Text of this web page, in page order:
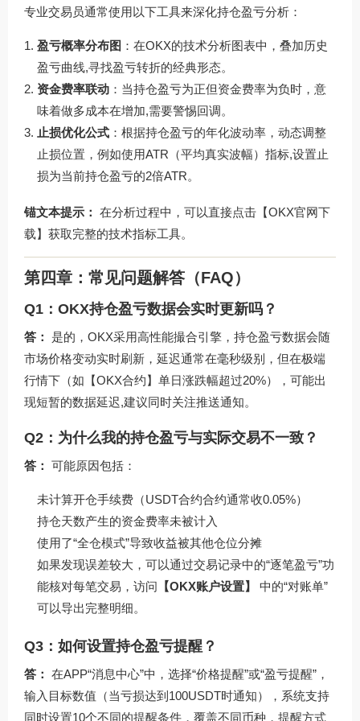
专业交易员通常使用以下工具来深化持仓盈亏分析：
盈亏概率分布图 ：在OKX的技术分析图表中，叠加历史
盈亏曲线,寻找盈亏转折的经典形态。
资金费率联动 ：当持仓盈亏为正但资金费率为负时，意
味着做多成本在增加,需要警惕回调。
止损优化公式 ：根据持仓盈亏的年化波动率，动态调整
止损位置，例如使用ATR（平均真实波幅）指标,设置止
损为当前持仓盈亏的2倍ATR。
锚文本提示： 在分析过程中，可以直接点击【OKX官网下
载】获取完整的技术指标工具。
第四章：常见问题解答（FAQ）
Q1：OKX持仓盈亏数据会实时更新吗？
答：
是的，OKX采用高性能撮合引擎，持仓盈亏数据会随
市场价格变动实时刷新，延迟通常在毫秒级别，但在极端
行情下（如【OKX合约】单日涨跌幅超过20%），可能出
现短暂的数据延迟,建议同时关注推送通知。
Q2：为什么我的持仓盈亏与实际交易不一致？
答： 可能原因包括：
未计算开仓手续费（USDT合约合约通常收0.05%）
持仓天数产生的资金费率未被计入
使用了“全仓模式”导致收益被其他仓位分摊
如果发现误差较大，可以通过交易记录中的“逐笔盈亏”功
能核对每笔交易，访问 【OKX账户设置】
中的“对账单”
可以导出完整明细。
Q3：如何设置持仓盈亏提醒？
答： 在APP“消息中心”中，选择“价格提醒”或“盈亏提醒”，
输入目标数值（当亏损达到100USDT时通知），系统支持
同时设置10个不同的提醒条件，覆盖不同币种，提醒方式